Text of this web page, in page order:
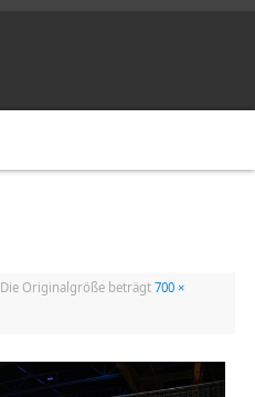
Die Originalgröße beträgt 700 ×